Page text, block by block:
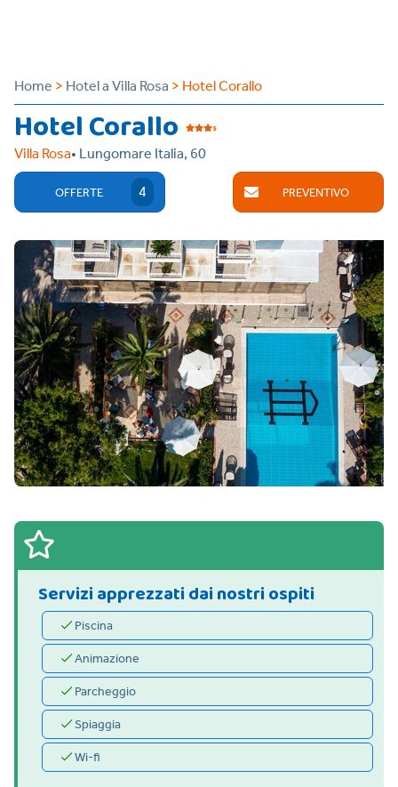
Home > Hotel a Villa Rosa > Hotel Corallo
Hotel Corallo s
Villa Rosa• Lungomare Italia, 60
OFFERTE 4 PREVENTIVO
Servizi apprezzati dai nostri ospiti
Piscina
Animazione
Parcheggio
Spiaggia
Wi-fi